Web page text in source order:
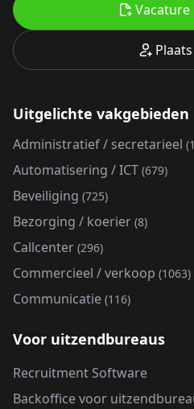
Vacature
Uitgelichte vakgebieden
Administratief / secretarieel
Automatisering / ICT (679)
Beveiliging (725)
Bezorging / koerier (8)
Callcenter (296)
Commercieel / verkoop (1063)
Communicatie (116)
Voor uitzendbureaus
Recruitment Software
Backoffice voor